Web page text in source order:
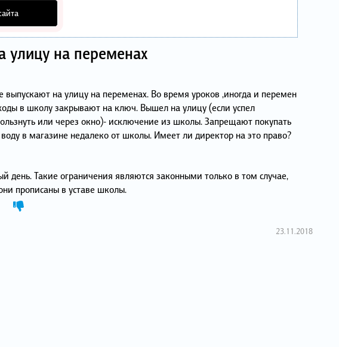
улицу на переменах
выпускают на улицу на переменах. Во время уроков ,иногда и перемен
в школу закрывают на ключ. Вышел на улицу (если успел
или через окно)- исключение из школы. Запрещают покупать
в магазине недалеко от школы. Имеет ли директор на это право?
день. Такие ограничения являются законными только в том случае,
прописаны в уставе школы.
23.11.2018